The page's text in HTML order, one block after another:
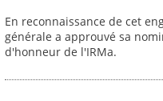
En reconnaissance de cet
générale a approuvé sa
d'honneur de l'IRMa.